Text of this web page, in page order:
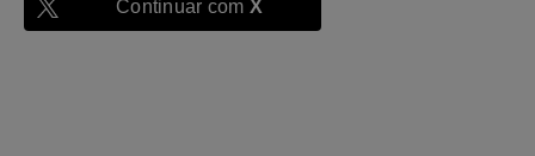
Continuar com X